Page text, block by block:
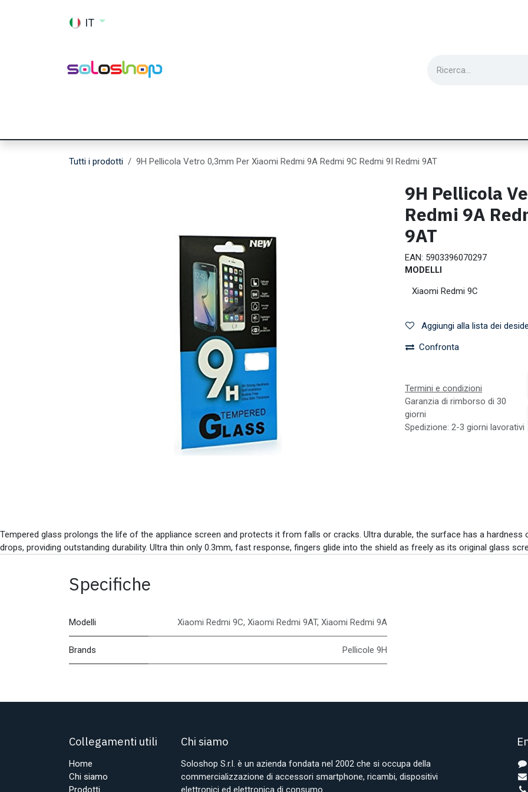
IT
Tutti i prodotti 9H Pellicola Vetro 0,3mm Per Xiaomi Redmi 9A Redmi 9C Redmi 9I Redmi 9AT
9H Pellicola
Redmi 9A
9AT
EAN: 5903396070297
MODELLI
Aggiungi alla lista dei
Confronta
Termini e condizioni
Garanzia di rimborso di 30
giorni
Spedizione: 2-3 giorni lavorativi
Tempered glass prolongs the life of the appliance screen and protects it from falls or cracks. Ultra durable, the surface has a
drops, providing outstanding durability. Ultra thin only 0.3mm, fast response, fingers glide into the shield as freely as its original glass
Specifiche
Modelli Xiaomi Redmi 9C, Xiaomi Redmi 9AT, Xiaomi Redmi 9A
Brands Pellicole 9H
Collegamenti utili
Home
Chi siamo
Prodotti
Chi siamo
Soloshop S.r.l. è un azienda fondata nel 2002 che si occupa della
commercializzazione di accessori smartphone, ricambi, dispositivi
elettronici ed elettronica di consumo.